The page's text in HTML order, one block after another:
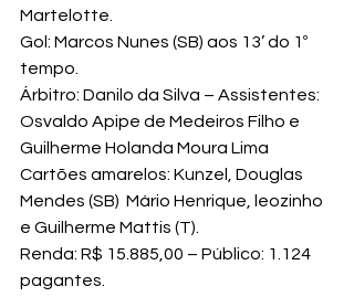
Martelotte.
Gol: Marcos Nunes (SB) aos 13’ do 1º
tempo.
Árbitro: Danilo da Silva – Assistentes:
Osvaldo Apipe de Medeiros Filho e
Guilherme Holanda Moura Lima
Cartões amarelos: Kunzel, Douglas
Mendes (SB)  Mário Henrique, leozinho
e Guilherme Mattis (T).
Renda: R$ 15.885,00 – Público: 1.124
pagantes.